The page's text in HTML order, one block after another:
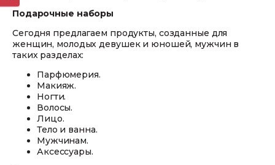
Подарочные наборы
Сегодня предлагаем продукты, созданные для
женщин, молодых девушек и юношей, мужчин в
таких разделах:
Парфюмерия.
Макияж.
Ногти.
Волосы.
Лицо.
Тело и ванна.
Мужчинам.
Аксессуары.